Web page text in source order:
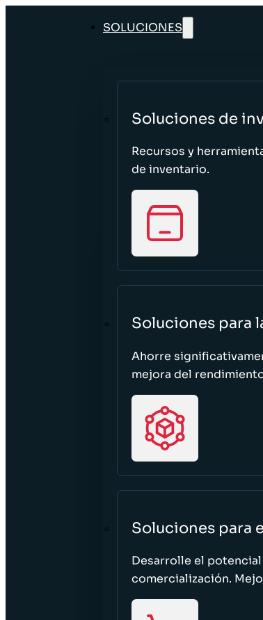
SOLUCIONES
Soluciones de
Recursos y
de inventario.
Soluciones para
Ahorre
mejora del
Soluciones para
Desarrolle el
comercialización.